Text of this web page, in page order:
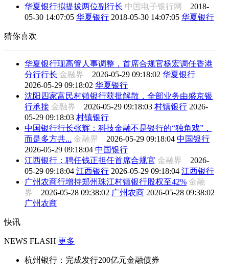
华夏银行拟提拔两位副行长 中国电子银行网 2018-
05-30 14:07:05 华夏银行 2018-05-30 14:07:05 华夏银行
猜你喜欢
华夏银行现高管人事调整，首席合规官杨宏调任香港
分行行长 金融界 2026-05-29 09:18:02 华夏银行
2026-05-29 09:18:02 华夏银行
沈阳四家富民村镇银行获批解散，全部业务由盛京银
行承接 金融界 2026-05-29 09:18:03 村镇银行 2026-
05-29 09:18:03 村镇银行
中国银行行长张辉：科技金融不是银行的“独角戏”，
而是多方共... 金融界 2026-05-29 09:18:04 中国银行
2026-05-29 09:18:04 中国银行
江西银行：聘任钱正担任首席合规官 金融界 2026-
05-29 09:18:04 江西银行 2026-05-29 09:18:04 江西银行
广州农商行增持郑州珠江村镇银行股权至42% 金融
界 2026-05-28 09:38:02 广州农商 2026-05-28 09:38:02
广州农商
快讯
NEWS FLASH 更多
杭州银行：完成发行200亿元金融债券